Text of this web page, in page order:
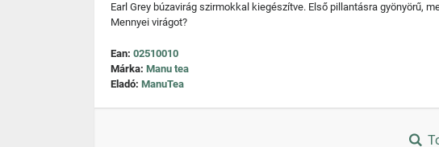
Earl Grey búzavirág szirmokkal kiegészítve. Első pillantásra gyönyörű,
Mennyei virágot?
Ean: 02510010
Márka: Manu tea
Eladó: ManuTea